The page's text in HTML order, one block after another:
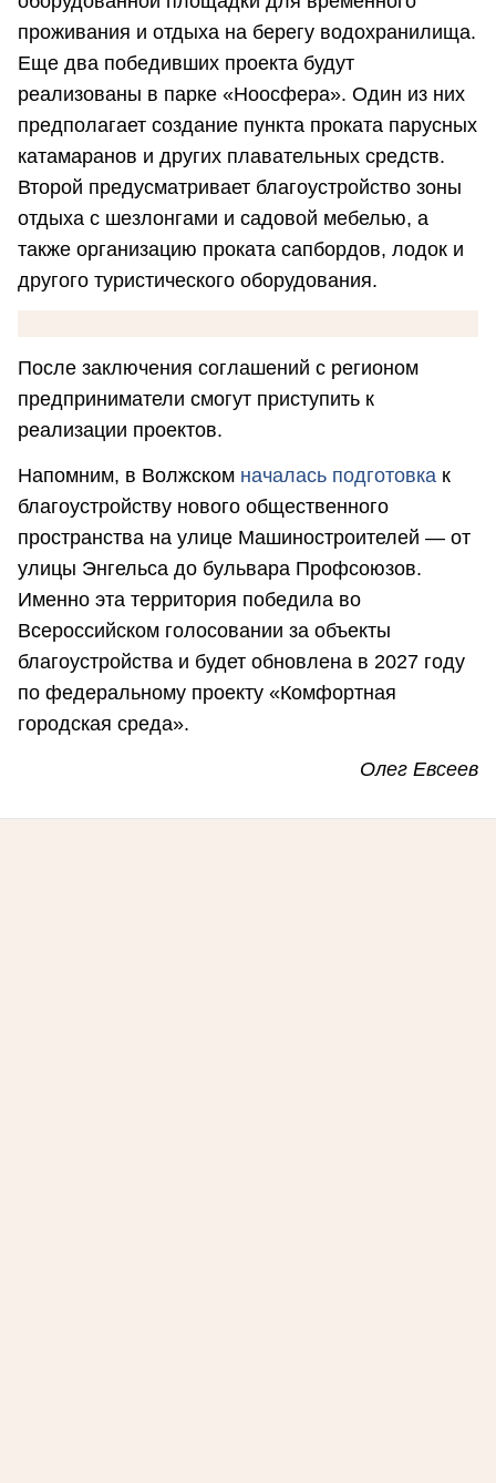
проживания и отдыха на берегу водохранилища.
Еще два победивших проекта будут
реализованы в парке «Ноосфера». Один из них
предполагает создание пункта проката парусных
катамаранов и других плавательных средств.
Второй предусматривает благоустройство зоны
отдыха с шезлонгами и садовой мебелью, а
также организацию проката сапбордов, лодок и
другого туристического оборудования.
После заключения соглашений с регионом
предприниматели смогут приступить к
реализации проектов.
Напомним, в Волжском началась подготовка к
благоустройству нового общественного
пространства на улице Машиностроителей — от
улицы Энгельса до бульвара Профсоюзов.
Именно эта территория победила во
Всероссийском голосовании за объекты
благоустройства и будет обновлена в 2027 году
по федеральному проекту «Комфортная
городская среда».
Олег Евсеев